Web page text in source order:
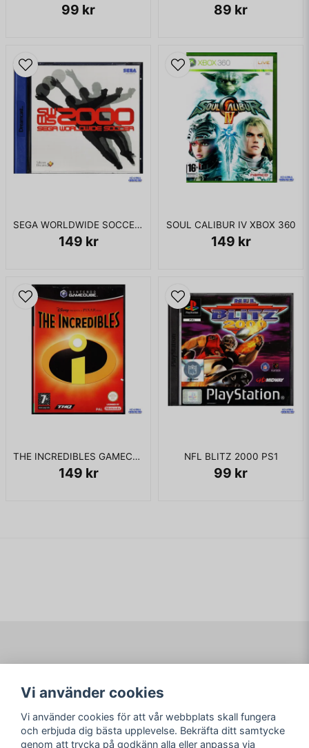
99 kr 89 kr
SEGA WORLDWIDE SOCCER 2000 DREAMCAST
149 kr
SOUL CALIBUR IV XBOX 360
149 kr
THE INCREDIBLES GAMECUBE
149 kr
NFL BLITZ 2000 PS1
99 kr
Köpvillkor
Logga in
Glömt lösenord?
Vi använder cookies
Vi använder cookies för att vår webbplats skall fungera
och erbjuda dig bästa upplevelse. Bekräfta ditt samtycke
genom att trycka på godkänn alla eller anpassa via